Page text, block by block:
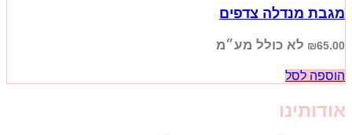
מגבת מנדלה צדפים
₪65.00 לא כולל מע״מ
הוספה לסל
אודותינו